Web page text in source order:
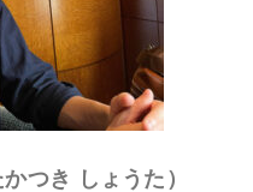
つき しょうた）